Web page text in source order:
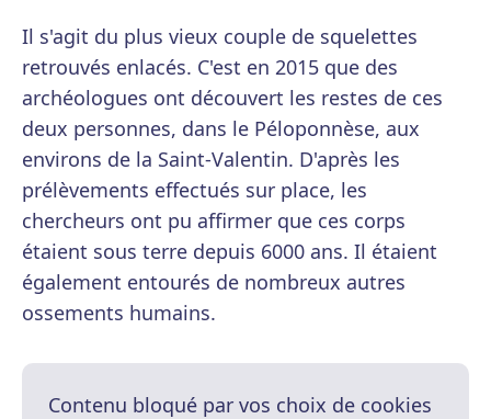
Il s'agit du plus vieux couple de squelettes
retrouvés enlacés. C'est en 2015 que des
archéologues ont découvert les restes de ces
deux personnes, dans le Péloponnèse, aux
environs de la Saint-Valentin. D'après les
prélèvements effectués sur place, les
chercheurs ont pu affirmer que ces corps
étaient sous terre depuis 6000 ans. Il étaient
également entourés de nombreux autres
ossements humains.
Contenu bloqué par vos choix de cookies